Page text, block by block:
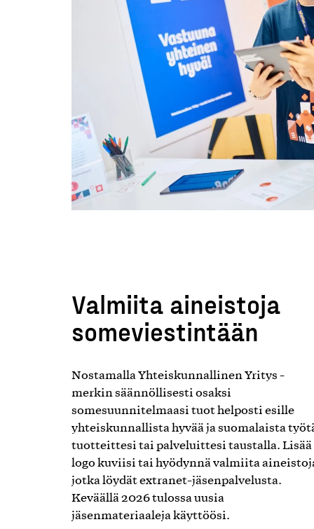
Valmiita aineistoja
someviestintään
Nostamalla Yhteiskunnallinen Yritys -
merkin säännöllisesti osaksi
somesuunnitelmaasi tuot helposti esille
yhteiskunnallista hyvää ja suomalaista
tuotteittesi tai palveluittesi taustalla. Lisää
logo kuviisi tai hyödynnä valmiita
jotka löydät extranet-jäsenpalvelusta.
Keväällä 2026 tulossa uusia
jäsenmateriaaleja käyttöösi.